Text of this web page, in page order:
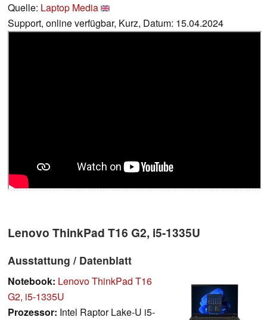
Quelle: Laptop Media
Support, online verfügbar, Kurz, Datum: 15.04.2024
Lenovo ThinkPad T16 G2, i5-1335U
Ausstattung / Datenblatt
Notebook: Lenovo ThinkPad T16
G2, i5-1335U
Prozessor: Intel Raptor Lake-U i5-